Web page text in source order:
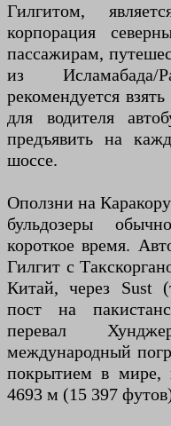
Гилгитом,
корпорация
пассажирам,
из
рекомендуется
для водителя
предъявить на
шоссе.
Оползни на
бульдозеры
короткое время.
Гилгит с
Китай, через Sust
пост на
перевал
международный
покрытием в мире,
4693 м (15 397